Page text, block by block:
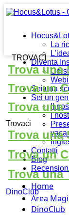
La
Diventa
Sei una
Sei un
Il
I
Contatti
Blog
Home
Area
DinoClub
TROVACI
Trova una
Trova un
Trova una
Trovaci
Trova una
Trova un
Trova una
DinoClub